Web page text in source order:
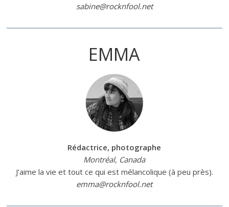
sabine@rocknfool.net
EMMA
Rédactrice, photographe
Montréal, Canada
J’aime la vie et tout ce qui est mélancolique (à peu près).
emma@rocknfool.net